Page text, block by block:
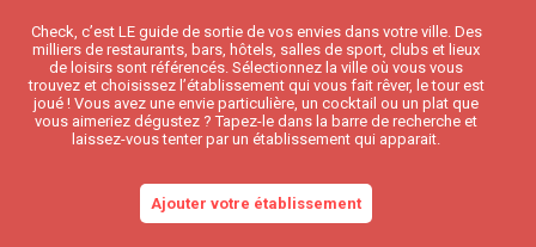
Check, c’est LE guide de sortie de vos envies dans votre ville. Des
milliers de restaurants, bars, hôtels, salles de sport, clubs et lieux
de loisirs sont référencés. Sélectionnez la ville où vous vous
trouvez et choisissez l’établissement qui vous fait rêver, le tour est
joué ! Vous avez une envie particulière, un cocktail ou un plat que
vous aimeriez dégustez ? Tapez-le dans la barre de recherche et
laissez-vous tenter par un établissement qui apparait.
Ajouter votre établissement